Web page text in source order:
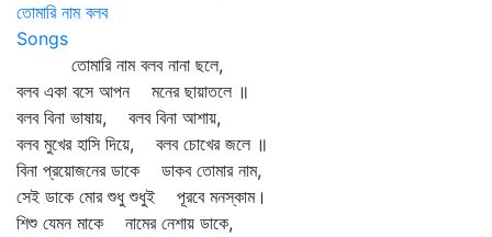
তোমারি নাম বলব
Songs
তোমারি নাম বলব নানা ছলে,
বলব একা বসে আপন মনের ছায়াতলে ॥
বলব বিনা ভাষায়, বলব বিনা আশায়,
বলব মুখের হাসি দিয়ে, বলব চোখের জলে ॥
বিনা প্রয়োজনের ডাকে ডাকব তোমার নাম,
সেই ডাকে মোর শুধু শুধুই পূরবে মনস্কাম।
শিশু যেমন মাকে নামের নেশায় ডাকে,